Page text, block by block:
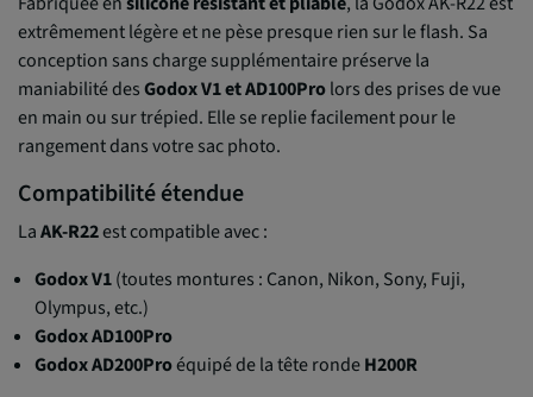
extrêmement légère et ne pèse presque rien sur le flash. Sa
conception sans charge supplémentaire préserve la
maniabilité desGodox V1 et AD100Prolors des prises de vue
en main ou sur trépied. Elle se replie facilement pour le
rangement dans votre sac photo.
Compatibilité étendue
LaAK-R22est compatible avec :
Godox V1(toutes montures : Canon, Nikon, Sony, Fuji,
Olympus, etc.)
Godox AD100Pro
Godox AD200Proéquipé de la tête rondeH200R